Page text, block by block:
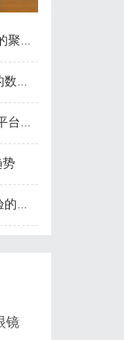
南
命
验
势
台
镜